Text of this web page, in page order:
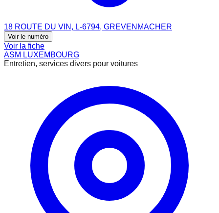
18 ROUTE DU VIN, L-6794, GREVENMACHER
Voir le numéro
Voir la fiche
ASM LUXEMBOURG
Entretien, services divers pour voitures